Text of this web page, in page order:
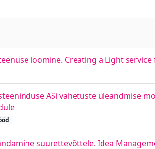
loomine. Creating a Light
ASi vahetuste üleandmise
suurettevõttele. Idea